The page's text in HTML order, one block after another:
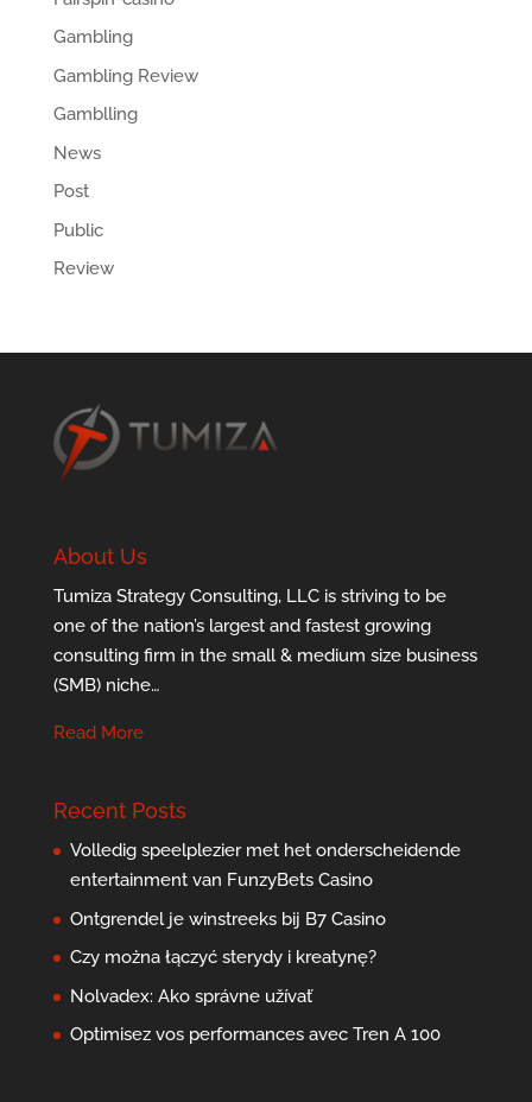
Gambling
Gambling Review
Gamblling
News
Post
Public
Review
About Us
Tumiza Strategy Consulting, LLC is striving to be
one of the nation’s largest and fastest growing
consulting firm in the small & medium size business
(SMB) niche…
Read More
Recent Posts
Volledig speelplezier met het onderscheidende
entertainment van FunzyBets Casino
Ontgrendel je winstreeks bij B7 Casino
Czy można łączyć sterydy i kreatynę?
Nolvadex: Ako správne užívať
Optimisez vos performances avec Tren A 100